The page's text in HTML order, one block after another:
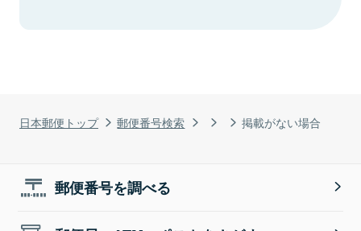
日本郵便トップ 郵便番号検索 掲載がない場合
郵便番号を調べる